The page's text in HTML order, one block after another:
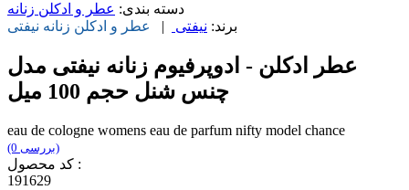
دسته بندی: عطر و ادکلن زنانه
برند: نیفتی | عطر و ادکلن زنانه نیفتی
عطر ادکلن - ادوپرفیوم زنانه نیفتی مدل
چنس شنل حجم 100 میل
eau de cologne womens eau de parfum nifty model chance
(0 بررسی)
کد محصول :
191629